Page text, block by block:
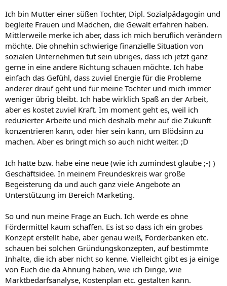
Ich bin Mutter einer süßen Tochter, Dipl. Sozialpädagogin und
begleite Frauen und Mädchen, die Gewalt erfahren haben.
Mittlerweile merke ich aber, dass ich mich beruflich verändern
möchte. Die ohnehin schwierige finanzielle Situation von
sozialen Unternehmen tut sein übriges, dass ich jetzt ganz
gerne in eine andere Richtung schauen möchte. Ich habe
einfach das Gefühl, dass zuviel Energie für die Probleme
anderer drauf geht und für meine Tochter und mich immer
weniger übrig bleibt. Ich habe wirklich Spaß an der Arbeit,
aber es kostet zuviel Kraft. Im moment geht es, weil ich
reduzierter Arbeite und mich deshalb mehr auf die Zukunft
konzentrieren kann, oder hier sein kann, um Blödsinn zu
machen. Aber es bringt mich so auch nicht weiter. ;D
Ich hatte bzw. habe eine neue (wie ich zumindest glaube ;-) )
Geschäftsidee. In meinem Freundeskreis war große
Begeisterung da und auch ganz viele Angebote an
Unterstützung im Bereich Marketing.
So und nun meine Frage an Euch. Ich werde es ohne
Fördermittel kaum schaffen. Es ist so dass ich ein grobes
Konzept erstellt habe, aber genau weiß, Förderbanken etc.
schauen bei solchen Gründungskonzepten, auf bestimmte
Inhalte, die ich aber nicht so kenne. Vielleicht gibt es ja einige
von Euch die da Ahnung haben, wie ich Dinge, wie
Marktbedarfsanalyse, Kostenplan etc. gestalten kann.